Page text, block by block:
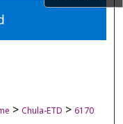
> Chula-ETD > 6170